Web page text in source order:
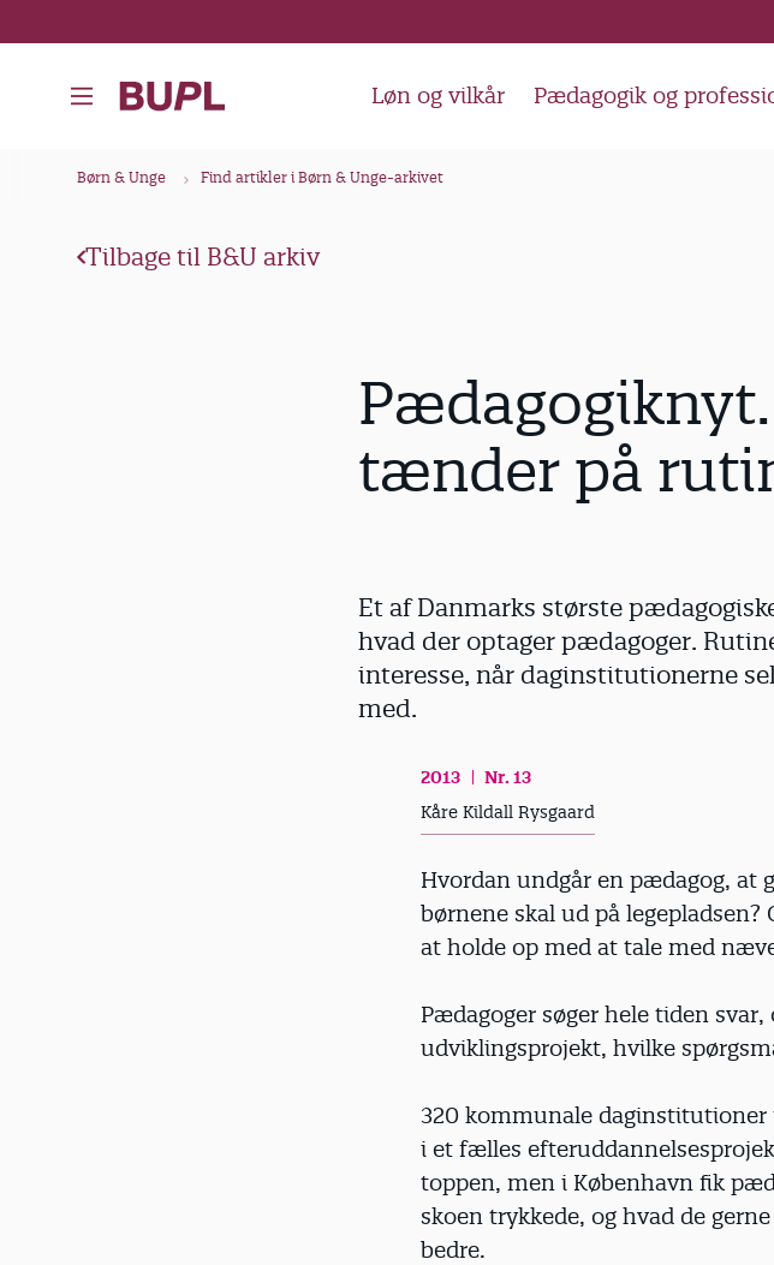
å
Løn og vilkår Pædagogik og
Børn & Unge Find artikler i Børn & Unge-arkivet
Tilbage til B&U arkiv
tænder på
Et af Danmarks største
hvad der optager pædagoger.
interesse, når daginstitutionerne
med.
2013
Nr. 13
Kåre Kildall Rysgaard
Hvordan undgår en pædagog, at
børnene skal ud på
at holde op med at tale med
Pædagoger søger hele tiden
udviklingsprojekt, hvilke
320 kommunale daginstitutioner
i et fælles
toppen, men i København fik
skoen trykkede, og hvad de
bedre.